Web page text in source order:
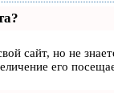
сайт, но не
его